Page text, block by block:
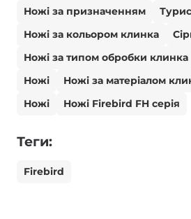
Ножі за призначенням
Ножі за кольором клинка
Ножі за типом обробки клинка
Ножі
Ножі за матеріалом
Ножі
Ножі Firebird FH серія
Теги:
Firebird